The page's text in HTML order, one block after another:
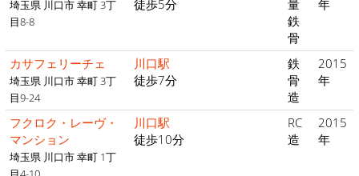
埼玉県 川口市 幸町 3丁
目8-8
徒歩5分
量
鉄
骨
年
カサフェリーチェ
埼玉県 川口市 幸町 3丁
目9-24
川口駅
徒歩7分
鉄
骨
造
2015
年
フクロク・レーヴ・
マンション
埼玉県 川口市 幸町 1丁
川口駅
徒歩10分
RC
造
2015
年